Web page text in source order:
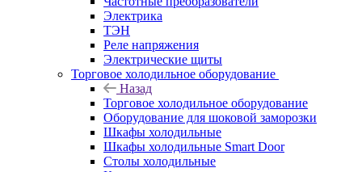
Электрика
ТЭН
Реле напряжения
Электрические щиты
Торговое холодильное оборудование
Назад
Торговое холодильное оборудование
Оборудование для шоковой заморозки
Шкафы холодильные
Шкафы холодильные Smart Door
Столы холодильные